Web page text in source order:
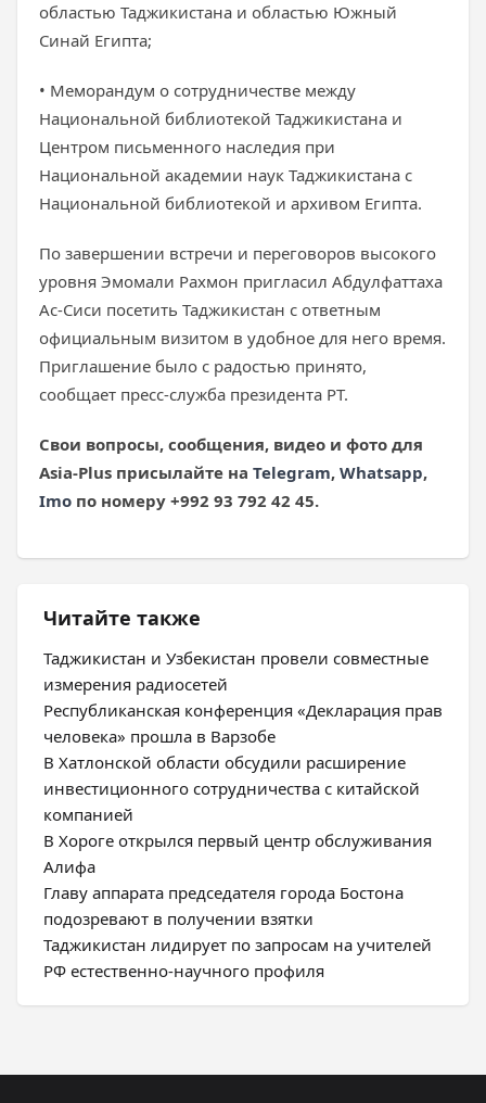
областью Таджикистана и областью Южный
Синай Египта;
• Меморандум о сотрудничестве между
Национальной библиотекой Таджикистана и
Центром письменного наследия при
Национальной академии наук Таджикистана с
Национальной библиотекой и архивом Египта.
По завершении встречи и переговоров высокого
уровня Эмомали Рахмон пригласил Абдулфаттаха
Ас-Сиси посетить Таджикистан с ответным
официальным визитом в удобное для него время.
Приглашение было с радостью принято,
сообщает пресс-служба президента РТ.
Свои вопросы, сообщения, видео и фото для
Asia-Plus присылайте на Telegram, Whatsapp,
Imo по номеру +992 93 792 42 45.
Читайте также
Таджикистан и Узбекистан провели совместные
измерения радиосетей
Республиканская конференция «Декларация прав
человека» прошла в Варзобе
В Хатлонской области обсудили расширение
инвестиционного сотрудничества с китайской
компанией
В Хороге открылся первый центр обслуживания
Алифа
Главу аппарата председателя города Бостона
подозревают в получении взятки
Таджикистан лидирует по запросам на учителей
РФ естественно-научного профиля